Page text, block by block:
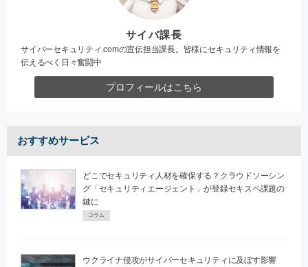
サイバ課長
サイバーセキュリティ.comの宣伝担当課長。皆様にセキュリティ情報を
伝えるべく日々奮闘中
プロフィールはこちら
おすすめサービス
どこでセキュリティ人材を確保する？クラウドソーシン
グ「セキュリティエージェント」が登録セキスペ課題の
鍵に
コラム
ウクライナ侵攻がサイバーセキュリティに及ぼす影響